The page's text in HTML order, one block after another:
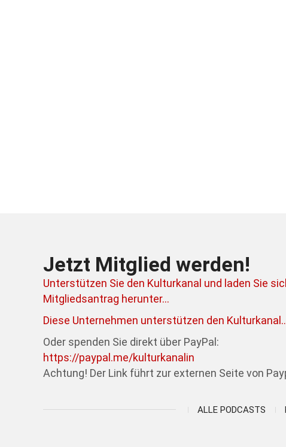
Jetzt Mitglied werden!
Unterstützen Sie den Kulturkanal und laden Sie
Mitgliedsantrag herunter...
Diese Unternehmen unterstützen den
Oder spenden Sie direkt über PayPal:
https://paypal.me/kulturkanalin
Achtung! Der Link führt zur externen Seite von
ALLE PODCASTS